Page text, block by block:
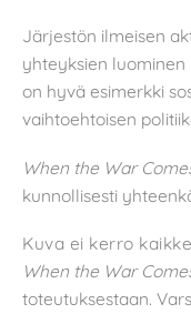
Järjestön ilmeisen
yhteyksien luominen
on hyvä esimerkki
vaihtoehtoisen
When the War
kunnollisesti
Kuva ei kerro
When the War
toteutuksestaan.